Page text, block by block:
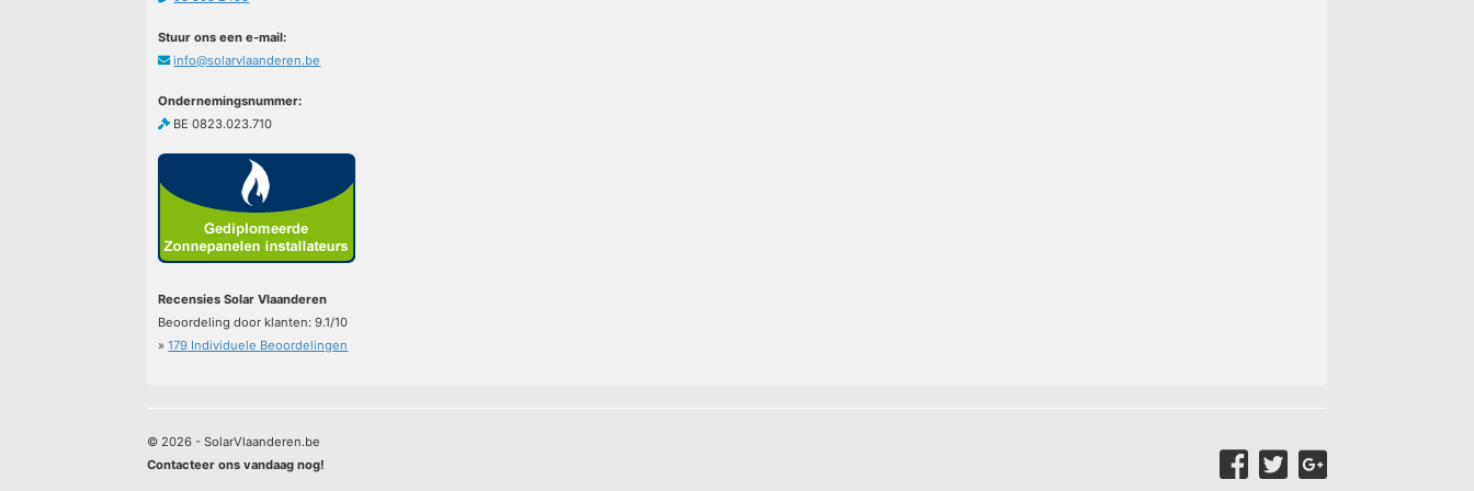
Stuur ons een e-mail:
info@solarvlaanderen.be
Ondernemingsnummer:
BE 0823.023.710
Recensies Solar Vlaanderen
Beoordeling door klanten:9.1/10
»179 Individuele Beoordelingen
© 2026 - SolarVlaanderen.be
Contacteer ons vandaag nog!